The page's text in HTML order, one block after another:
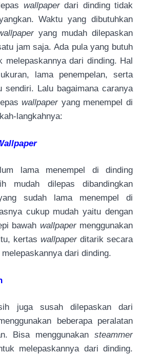
wallpaperdari dinding tidak
Waktu yang dibutuhkan
yang mudah dilepaskan
jam saja. Ada pula yang butuh
melepaskannya dari dinding. Hal
lama penempelan, serta
Lalu bagaimana caranya
wallpaperyang menempel di
langkahnya:
lama menempel di dinding
mudah dilepas dibandingkan
sudah lama menempel di
cukup mudah yaitu dengan
bawah wallpapermenggunakan
kertas wallpaper ditarik secara
dari dinding.
juga susah dilepaskan dari
beberapa peralatan
Bisa menggunakan steammer
melepaskannya dari dinding.